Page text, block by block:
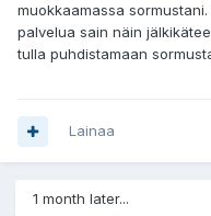
muokkaamassa
palvelua sain näin
tulla puhdistamaan
Lainaa
1 month later...